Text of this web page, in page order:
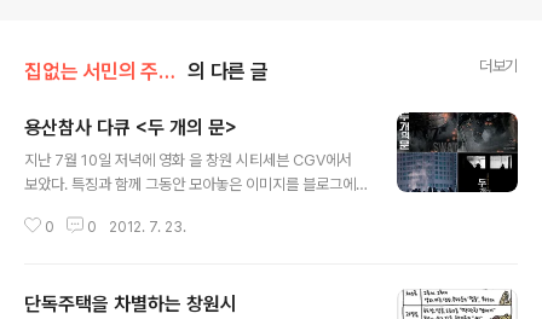
집없는 서민의 주거복지 의 다른 글 더보기
용산참사 다큐 <두 개의 문>
지난 7월 10일 저녁에 영화 을 창원 시티세븐 CGV에서
보았다. 특징과 함께 그동안 모아놓은 이미지를 블로그에
는 점에서 은 사회적 약자의 목소리를 전달하며 정의를 호
족이나 철거민들의 인터뷰가 등장하지 않는다. 영화는 경
0 0 2012. 7. 23.
단독주택을 차별하는 창원시